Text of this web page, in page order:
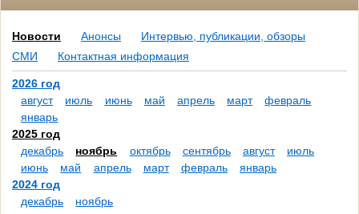
Новости Анонсы
Интервью, публикации, обзоры
СМИ
Контактная информация
2026 год
август
июль июнь май апрель март
февраль
январь
2025 год
декабрь
ноябрь октябрь сентябрь август
июль
июнь
май апрель март февраль
январь
2024 год
декабрь
ноябрь